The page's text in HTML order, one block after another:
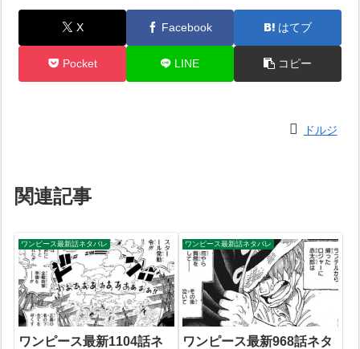
X Facebook はてブ
Pocket LINE コピー
ドルジ
関連記事
ワンピース最新話ネタバレ
ワンピース最新1104話ネ
ワンピース最新話ネタバレ
ワンピース最新968話ネタ